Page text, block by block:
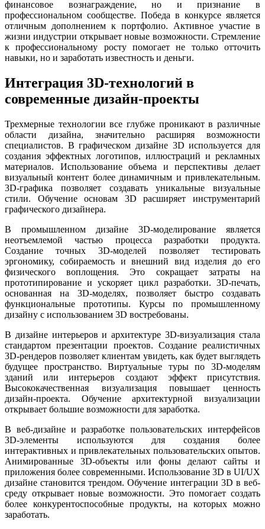
финансовое вознаграждение, но и признание в
профессиональном сообществе. Победа в конкурсе является
отличным дополнением к портфолио. Активное участие в
жизни индустрии открывает новые возможности. Стремление
к профессиональному росту помогает не только отточить
навыки, но и заработать известность и деньги.
Интеграция 3D-технологий в
современные дизайн-проекты
Трехмерные технологии все глубже проникают в различные
области дизайна, значительно расширяя возможности
специалистов. В графическом дизайне 3D используется для
создания эффектных логотипов, иллюстраций и рекламных
материалов. Использование объема и перспективы делает
визуальный контент более динамичным и привлекательным.
3D-графика позволяет создавать уникальные визуальные
стили. Обучение основам 3D расширяет инструментарий
графического дизайнера.
В промышленном дизайне 3D-моделирование является
неотъемлемой частью процесса разработки продукта.
Создание точных 3D-моделей позволяет тестировать
эргономику, собираемость и внешний вид изделия до его
физического воплощения. Это сокращает затраты на
прототипирование и ускоряет цикл разработки. 3D-печать,
основанная на 3D-моделях, позволяет быстро создавать
функциональные прототипы. Курсы по промышленному
дизайну с использованием 3D востребованы.
В дизайне интерьеров и архитектуре 3D-визуализация стала
стандартом презентации проектов. Создание реалистичных
3D-рендеров позволяет клиентам увидеть, как будет выглядеть
будущее пространство. Виртуальные туры по 3D-моделям
зданий или интерьеров создают эффект присутствия.
Высококачественная визуализация повышает ценность
дизайн-проекта. Обучение архитектурной визуализации
открывает большие возможности для заработка.
В веб-дизайне и разработке пользовательских интерфейсов
3D-элементы используются для создания более
интерактивных и привлекательных пользовательских опытов.
Анимированные 3D-объекты или фоны делают сайты и
приложения более современными. Использование 3D в UI/UX
дизайне становится трендом. Обучение интеграции 3D в веб-
среду открывает новые возможности. Это помогает создать
более конкурентоспособные продукты, на которых можно
заработать.